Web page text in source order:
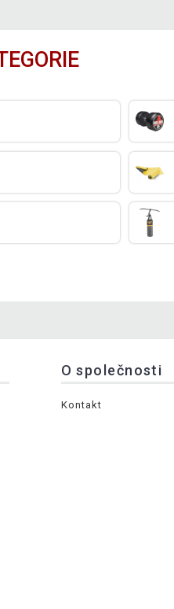
O společnosti
Kontakt